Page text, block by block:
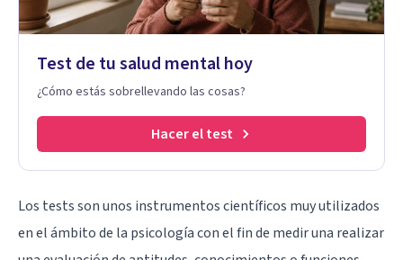
Test de tu salud mental hoy
¿Cómo estás sobrellevando las cosas?
Hacer el test
Los tests son unos instrumentos científicos muy utilizados
en el ámbito de la psicología con el fin de medir una realizar